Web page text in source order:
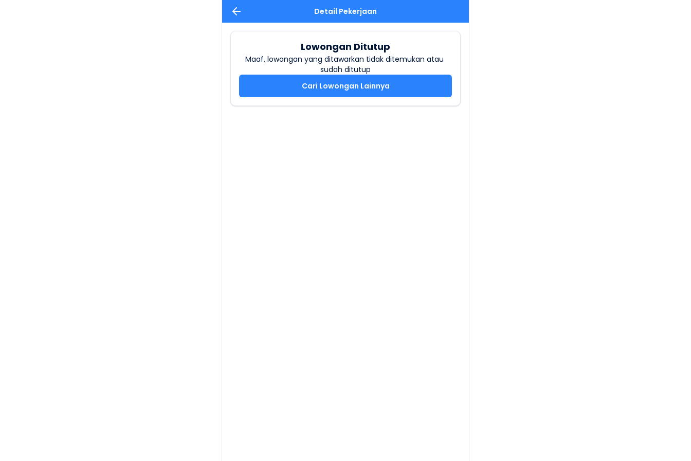
Detail Pekerjaan
Lowongan Ditutup
Maaf, lowongan yang ditawarkan tidak ditemukan atau
sudah ditutup
Cari Lowongan Lainnya